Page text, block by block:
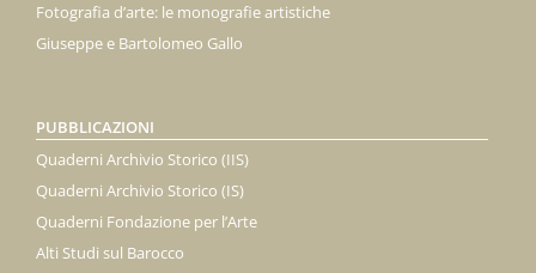
Fotografia d’arte: le monografie artistiche
Giuseppe e Bartolomeo Gallo
PUBBLICAZIONI
Quaderni Archivio Storico (IIS)
Quaderni Archivio Storico (IS)
Quaderni Fondazione per l’Arte
Alti Studi sul Barocco